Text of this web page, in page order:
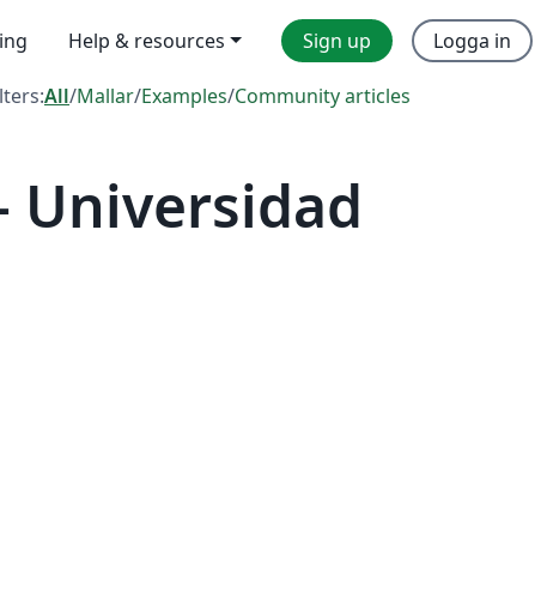
Help & resources Sign up Logga in
All/Mallar/Examples/Community articles
Universidad